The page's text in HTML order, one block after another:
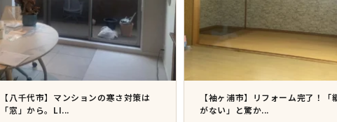
【八千代市】マンションの寒さ対策は
「窓」から。LI...
【袖ヶ浦市】リフォーム完了！「
がない」と驚か...